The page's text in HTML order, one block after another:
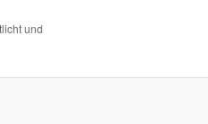
und